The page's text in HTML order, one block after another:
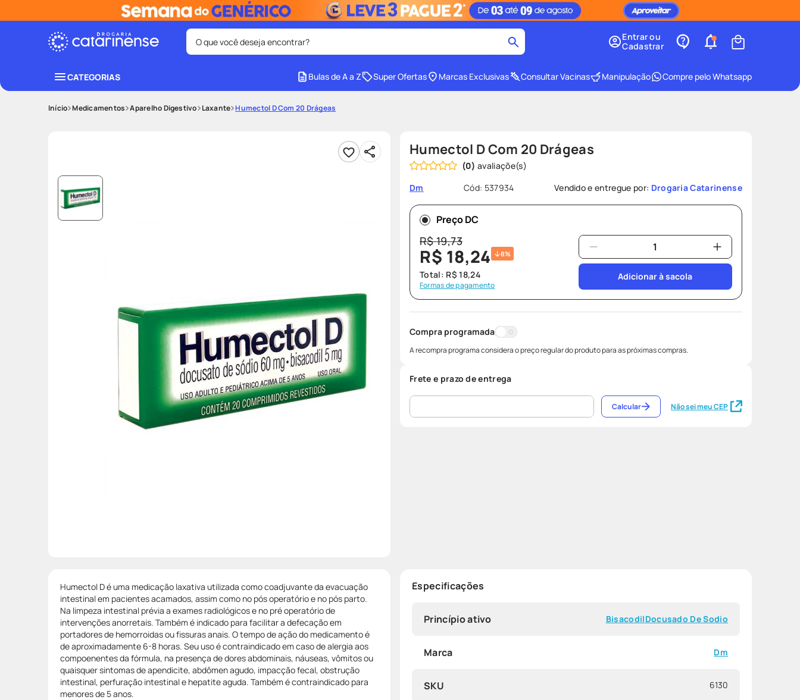
O que você deseja encontrar?
3º shampoo
8º desodorante
teste gravidez
Entrar ou
Cadastrar
CATEGORIAS Bulas de A a Z Super Ofertas Marcas Exclusivas Consultar Vacinas Manipulação Compre pelo Whatsapp
Medicamentos Aparelho Digestivo Laxante Humectol D Com 20 Drágeas
Humectol D Com 20 Drágeas
(0)
Dm
Cód: 537934 Vendido e entregue por: Drogaria Catarinense
Preço DC
R$19,73
R$ 18,24 8%
Total: R$ 18,24
Formas de pagamento
Adicionar à sacola
Compra programada
A recompra programa considera o preço regular do produto para as próximas compras.
Frete e prazo de entrega
Não sei meu CEP
Calcular
Humectol D é uma medicação laxativa utilizada como coadjuvante da evacuação
intestinal em pacientes acamados, assim como no pós operatório e no pós parto.
Na limpeza intestinal prévia a exames radiológicos e no pré operatório de
intervenções anorretais. Também é indicado para facilitar a defecação em
portadores de hemorroidas ou fissuras anais. O tempo de ação do medicamento é
de aproximadamente 6-8 horas. Seu uso é contraindicado em caso de alergia aos
compoenentes da fórmula, na presença de dores abdominais, náuseas, vômitos ou
quaisquer sintomas de apendicite, abdômen agudo, impacção fecal, obstrução
intestinal, perfuração intestinal e hepatite aguda. Também é contraindicado para
menores de 5 anos.
Especificações
Princípio ativo BisacodilDocusado De Sodio
Marca Dm
SKU 6130